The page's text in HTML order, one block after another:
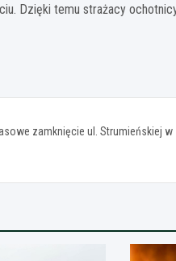
Dzięki temu strażacy
zamknięcie ul. Strumieńskiej w